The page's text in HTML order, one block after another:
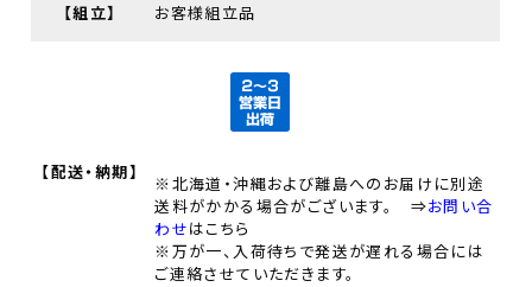
【組立】 お客様組立品
【配送・納期】
※北海道・沖縄および離島へのお届けに別途
送料がかかる場合がございます。 ⇒お問い合
わせはこちら
※万が一、入荷待ちで発送が遅れる場合には
ご連絡させていただきます。